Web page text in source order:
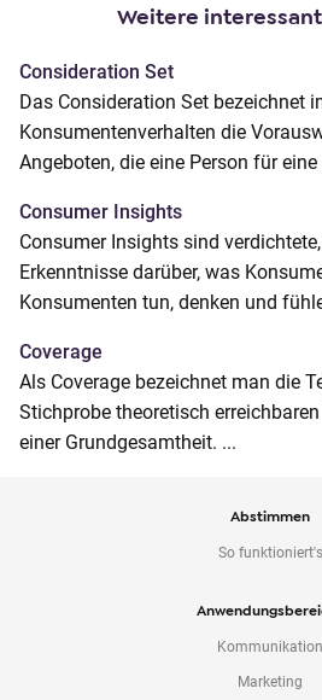
Weitere
Consideration Set
Das Consideration Set bezeichnet
Konsumentenverhalten die
Angeboten, die eine Person für
Consumer Insights
Consumer Insights sind
Erkenntnisse darüber, was
Konsumenten tun, denken und
Coverage
Als Coverage bezeichnet man die
Stichprobe theoretisch
einer Grundgesamtheit. ...
Abstimmen
So funktioniert's
Kommunikation
Marketing